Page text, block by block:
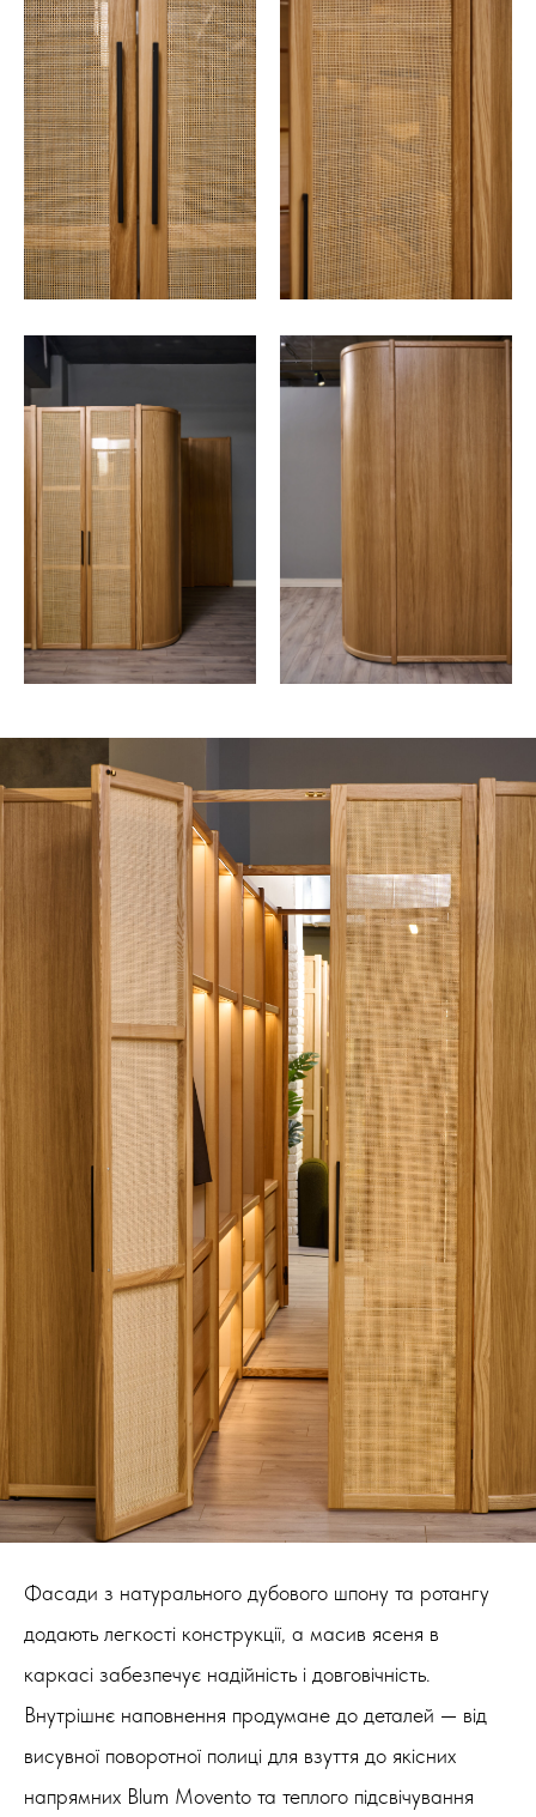
Фасади з натурального дубового шпону та ротангу
додають легкості конструкції, а масив ясеня в
каркасі забезпечує надійність і довговічність.
Внутрішнє наповнення продумане до деталей — від
висувної поворотної полиці для взуття до якісних
напрямних Blum Movento та теплого підсвічування